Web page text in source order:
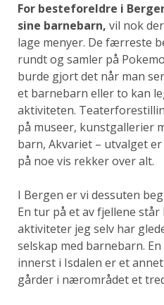
For besteforeldre i
sine barnebarn, vil nok
lage menyer. De færreste
rundt og samler på
burde gjort det når man
et barnebarn eller to kan
aktiviteten.
på museer, kunstgallerier
barn, Akvariet – utvalget
på noe vis rekker over alt.
I Bergen er vi dessuten
En tur på et av fjellene
aktiviteter jeg selv har
selskap med barnebarn.
innerst i Isdalen er et
gårder i nærområdet et